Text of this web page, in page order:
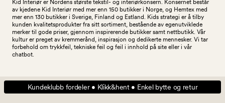
Kid Interiør er Nordens største tekstil- og interiørkonsern. Konsernet består
av kjedene Kid Interiør med mer enn 150 butikker i Norge, og Hemtex med
mer enn 130 butikker i Sverige, Finland og Estland. Kids strategi er å tilby
kunden kvalitetsprodukter fra sitt sortiment, bestående av egenutviklede
merker til gode priser, gjennom inspirerende butikker samt nettbutikk. Vår
kultur er preget av kremmerånd, inspirasjon og dedikerte mennesker. Vi tar
forbehold om trykkfeil, tekniske feil og feil i innhold på site eller i vår
chatbot.
Kundeklubb fordeler • Klikk&hent • Enkel bytte og retur